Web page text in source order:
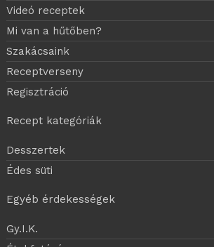
Videó receptek
Mi van a hűtőben?
Szakácsaink
Receptverseny
Regisztráció
Recept kategóriák
Desszertek
Édes süti
Egyéb érdekességek
Gy.I.K.